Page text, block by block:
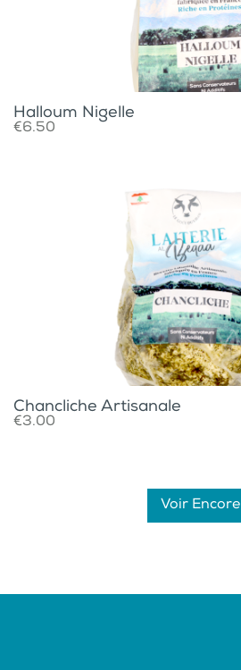
Halloum Nigelle
€6.50
Chancliche Artisanale
€3.00
Voir Encore